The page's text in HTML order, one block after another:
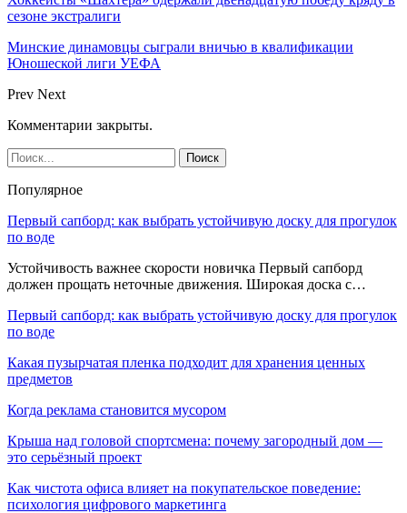
сезоне экстралиги
Минские динамовцы сыграли вничью в квалификации
Юношеской лиги УЕФА
Prev Next
Комментарии закрыты.
Популярное
Первый сапборд: как выбрать устойчивую доску для прогулок
по воде
Устойчивость важнее скорости новичка Первый сапборд
должен прощать неточные движения. Широкая доска с…
Первый сапборд: как выбрать устойчивую доску для прогулок
по воде
Какая пузырчатая пленка подходит для хранения ценных
предметов
Когда реклама становится мусором
Крыша над головой спортсмена: почему загородный дом —
это серьёзный проект
Как чистота офиса влияет на покупательское поведение:
психология цифрового маркетинга